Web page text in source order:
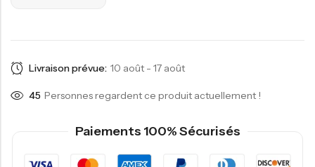
Livraison prévue: 10 août - 17 août
45 Personnes regardent ce produit actuellement !
Paiements 100% Sécurisés